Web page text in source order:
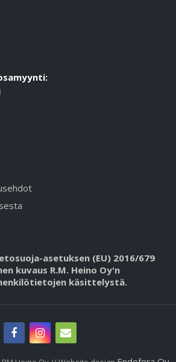
asetuksen (EU) 2016/679
kuvaus R.M. Heino Oy'n
käsittelystä.